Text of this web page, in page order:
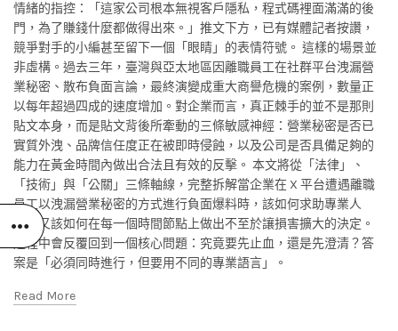
情緒的指控：「這家公司根本無視客戶隱私，程式碼裡面滿滿的後
門，為了賺錢什麼都做得出來。」推文下方，已有媒體記者按讚，
競爭對手的小編甚至留下一個「眼睛」的表情符號。 這樣的場景並
非虛構。過去三年，臺灣與亞太地區因離職員工在社群平台洩漏營
業秘密、散布負面言論，最終演變成重大商譽危機的案例，數量正
以每年超過四成的速度增加。對企業而言，真正棘手的並不是那則
貼文本身，而是貼文背後所牽動的三條敏感神經：營業秘密是否已
實質外洩、品牌信任度正在被即時侵蝕，以及公司是否具備足夠的
能力在黃金時間內做出合法且有效的反擊。 本文將從「法律」、
「技術」與「公關」三條軸線，完整拆解當企業在 X 平台遭遇離職
員工以洩漏營業秘密的方式進行負面爆料時，該如何求助專業人
士，又該如何在每一個時間節點上做出不至於讓損害擴大的決定。
過程中會反覆回到一個核心問題：究竟要先止血，還是先澄清？答
案是「必須同時進行，但要用不同的專業語言」。
Read More